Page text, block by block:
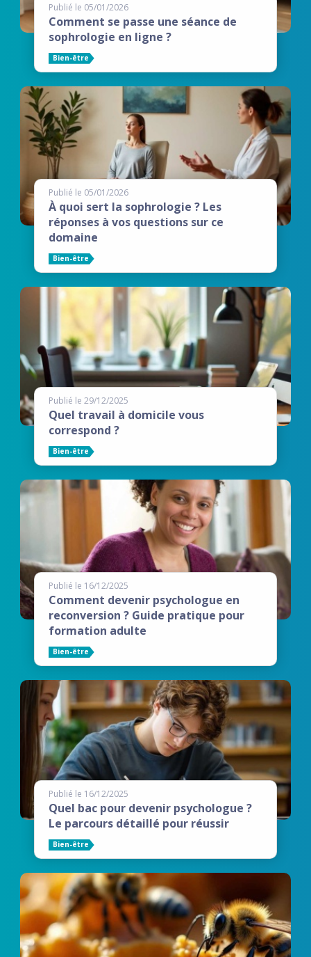
Publié le 05/01/2026
Comment se passe une séance de
sophrologie en ligne ?
Bien-être
Publié le 05/01/2026
À quoi sert la sophrologie ? Les
réponses à vos questions sur ce
domaine
Bien-être
Publié le 29/12/2025
Quel travail à domicile vous
correspond ?
Bien-être
Publié le 16/12/2025
Comment devenir psychologue en
reconversion ? Guide pratique pour
formation adulte
Bien-être
Publié le 16/12/2025
Quel bac pour devenir psychologue ?
Le parcours détaillé pour réussir
Bien-être